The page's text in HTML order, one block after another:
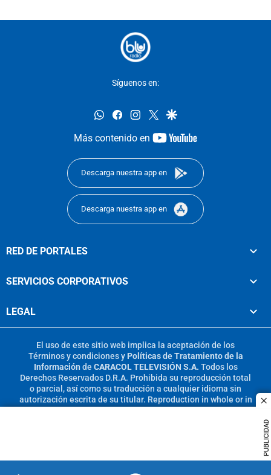
PUBLICIDAD
Síguenos en:
whatsappfacebookinstagram
twittergoogle
Más contenido en
youtube-
Descarga nuestra app en
Descarga nuestra app en
RED DE PORTALES
SERVICIOS CORPORATIVOS
LEGAL
El uso de este sitio web implica la aceptación de los
Términos y condicionesy Políticas de Tratamiento de la
Información de CARACOL TELEVISIÓN S.A. Todos los
Derechos Reservados D.R.A. Prohibida su reproducción total
o parcial, así como su traducción a cualquier idioma sin
autorización escrita de su titular. Reproduction in whole or in
part, or translation without written permission is prohibited.